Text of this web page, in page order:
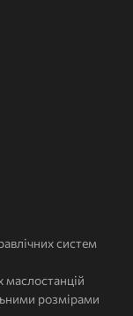
систем
маслостанцій
розмірами